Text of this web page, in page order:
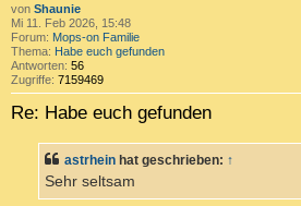
von Shaunie
Mi 11. Feb 2026, 15:48
Forum: Mops-on Familie
Thema: Habe euch gefunden
Antworten: 56
Zugriffe: 7159469
Re: Habe euch gefunden
astrhein hat geschrieben: ↑
Sehr seltsam